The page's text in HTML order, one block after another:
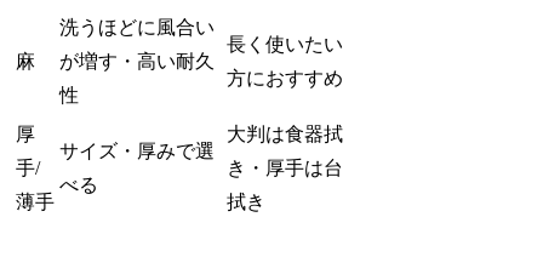
麻
洗うほどに風合い
が増す・高い耐久
性
長く使いたい
方におすすめ
厚
手/
薄手
サイズ・厚みで選
べる
大判は食器拭
き・厚手は台
拭き